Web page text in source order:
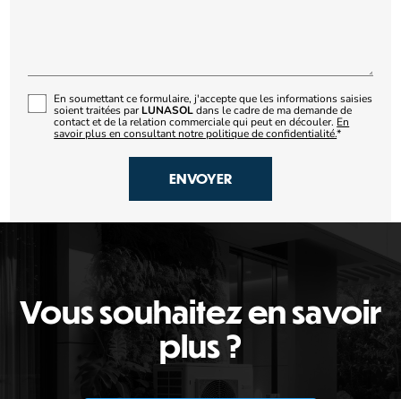
En soumettant ce formulaire, j'accepte que les informations saisies
soient traitées par LUNASOL dans le cadre de ma demande de
contact et de la relation commerciale qui peut en découler. En
savoir plus en consultant notre politique de confidentialité.*
Vous souhaitez en savoir
plus ?